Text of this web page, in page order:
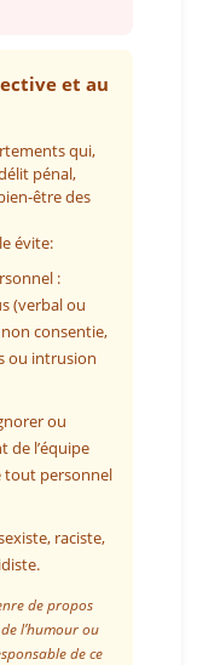
et au
qui,
pénal,
être des
évite:
:
(verbal ou
consentie,
ou intrusion
ou
de l’équipe
tout personnel
raciste,
de propos
l’humour ou
de ce